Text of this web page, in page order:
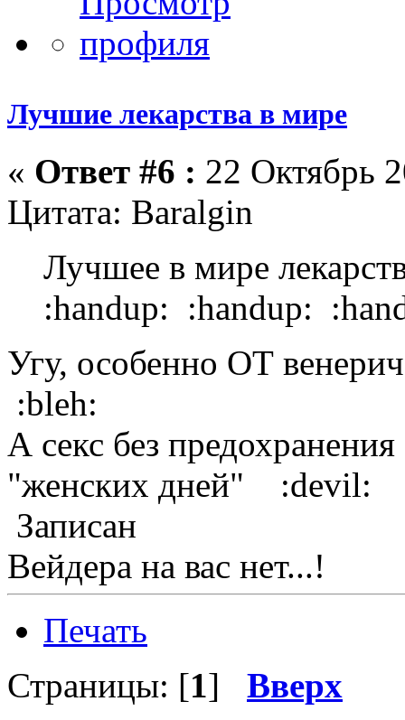
Лучшие лекарства в мире
« Ответ #6 : 22 Октябрь
Цитата: Baralgin
Лучшее в мире
:handup: :handup:
Угу, особенно ОТ
:bleh:
А секс без
"женских дней" :devil:
Записан
Вейдера на вас нет...!
Печать
Страницы: [1] Вверх